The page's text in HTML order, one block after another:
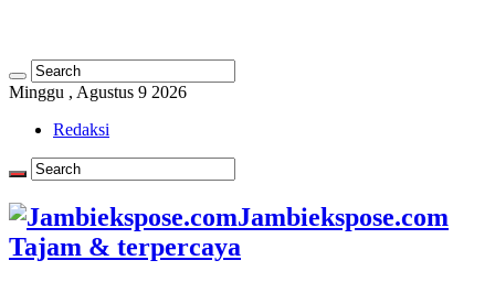
Minggu , Agustus 9 2026
Redaksi
Jambiekspose.com
Tajam & terpercaya